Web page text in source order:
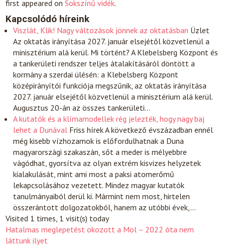
first appeared onSokszínű vidék.
Kapcsolódó híreink
Viszlát, Klik! Nagy változások jönnek az oktatásban Üzlet
Az oktatás irányítása 2027. január elsejétől közvetlenül a
minisztérium alá kerül. Mi történt? A Klebelsberg Központ és
a tankerületi rendszer teljes átalakításáról döntött a
kormány a szerdai ülésén: a Klebelsberg Központ
középirányítói funkciója megszűnik, az oktatás irányítása
2027. január elsejétől közvetlenül a minisztérium alá kerül.
Augusztus 20-án az összes tankerületi…
A kutatók és a klímamodellek rég jelezték, hogy nagy baj
lehet a Dunával Friss hírekA következő évszázadban ennél
még kisebb vízhozamok is előfordulhatnak a Duna
magyarországi szakaszán, sőt a meder is mélyebbre
vágódhat, gyorsítva az olyan extrém kisvizes helyzetek
kialakulását, mint ami most a paksi atomerőmű
lekapcsolásához vezetett. Mindez magyar kutatók
tanulmányaiból derül ki. Mármint nem most, hirtelen
összerántott dolgozatokból, hanem az utóbbi évek,…
Visited 1 times, 1 visit(s) today
Hatalmas meglepetést okozott a Mol – 2022 óta nem
láttunk ilyet